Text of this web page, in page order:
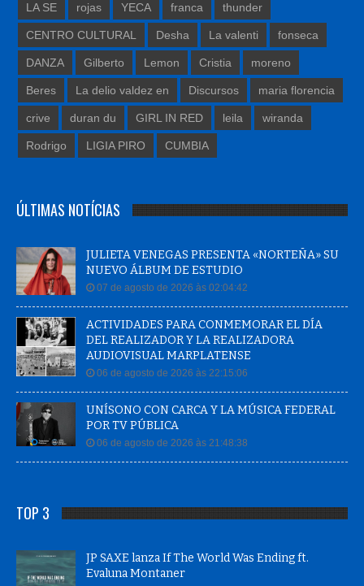
LA SE rojas YECA franca thunder
CENTRO CULTURAL Desha La valenti fonseca
DANZA Gilberto Lemon Cristia moreno
Beres La delio valdez en Discursos maria florencia
crive duran du GIRL IN RED leila wiranda
Rodrigo LIGIA PIRO CUMBIA
ÚLTIMAS NOTÍCIAS
JULIETA VENEGAS PRESENTA «NORTEÑA» SU
NUEVO ÁLBUM DE ESTUDIO
07 de agosto de 2026 às 02:04:42
ACTIVIDADES PARA CONMEMORAR EL DÍA
DEL REALIZADOR Y LA REALIZADORA
AUDIOVISUAL MARPLATENSE
06 de agosto de 2026 às 22:15:06
UNÍSONO CON CARCA Y LA MÚSICA FEDERAL
POR TV PÚBLICA
06 de agosto de 2026 às 21:48:38
TOP 3
JP SAXE lanza If The World Was Ending ft.
Evaluna Montaner